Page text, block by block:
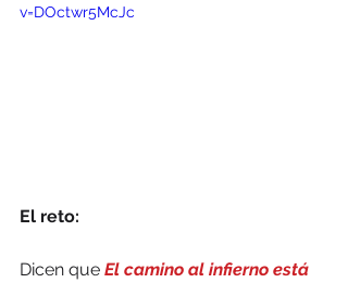
v=DOctwr5McJc
El reto:
Dicen que El camino al infierno está